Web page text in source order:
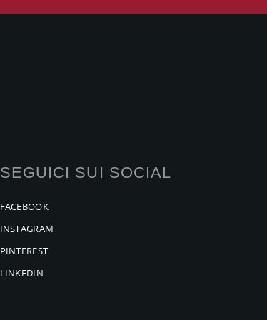
SEGUICI SUI SOCIAL
FACEBOOK
INSTAGRAM
PINTEREST
LINKEDIN